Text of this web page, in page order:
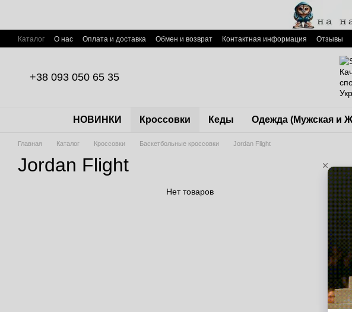
Каталог О нас Оплата и доставка Обмен и возврат Контактная информация Отзывы
+38 093 050 65 35
НОВИНКИ Кроссовки Кеды Одежда (Мужская и
Главная Каталог Кроссовки Баскетбольные кроссовки Jordan Flight
Jordan Flight
Нет товаров